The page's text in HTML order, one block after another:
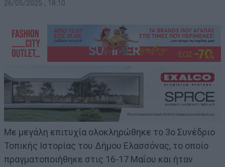
26/05/2025 , 18:10
Με μεγάλη επιτυχία ολοκληρώθηκε το 3ο Συνέδριο
Τοπικής Ιστορίας του Δήμου Ελασσόνας, το οποίο
πραγματοποιήθηκε στις 16-17 Μαΐου και ήταν